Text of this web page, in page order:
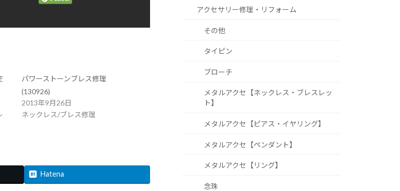
パワーストーンブレス修理
(130926)
2013年9月26日
ネックレス/ブレス修理
Hatena
アクセサリー修理・リフォーム
その他
タイピン
ブローチ
メタルアクセ【ネックレス・ブレスレッ
ト】
メタルアクセ【ピアス・イヤリング】
メタルアクセ【ペンダント】
メタルアクセ【リング】
念珠